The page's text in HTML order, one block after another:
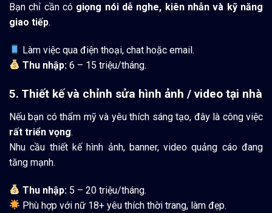
Bạn chỉ cần có giọng nói dễ nghe, kiên nhẫn và kỹ năng
giao tiếp.
Làm việc qua điện thoại, chat hoặc email.
Thu nhập: 6 – 15 triệu/tháng.
5. Thiết kế và chỉnh sửa hình ảnh / video tại nhà
Nếu bạn có thẩm mỹ và yêu thích sáng tạo, đây là công việc
rất triển vọng.
Nhu cầu thiết kế hình ảnh, banner, video quảng cáo đang
tăng mạnh.
Thu nhập: 5 – 20 triệu/tháng.
Phù hợp với nữ 18+ yêu thích thời trang, làm đẹp.